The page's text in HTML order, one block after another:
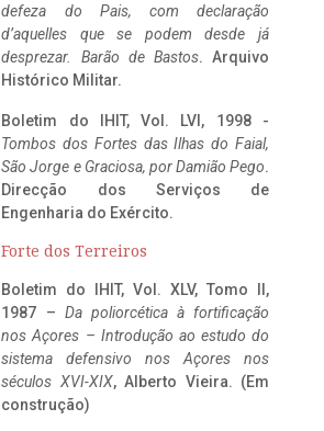
defeza do Pais, com declaração
d’aquelles que se podem desde já
desprezar. Barão de Bastos. Arquivo
Histórico Militar.
Boletim do IHIT, Vol. LVI, 1998 -
Tombos dos Fortes das Ilhas do Faial,
São Jorge e Graciosa, por Damião Pego.
Direcção dos Serviços de
Engenharia do Exército.
Forte dos Terreiros
Boletim do IHIT, Vol. XLV, Tomo II,
1987 – Da poliorcética à fortificação
nos Açores – Introdução ao estudo do
sistema defensivo nos Açores nos
séculos XVI-XIX, Alberto Vieira. (Em
construção)